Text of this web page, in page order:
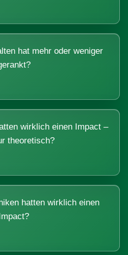
hat mehr oder weniger
wirklich einen Impact –
theoretisch?
hatten wirklich einen